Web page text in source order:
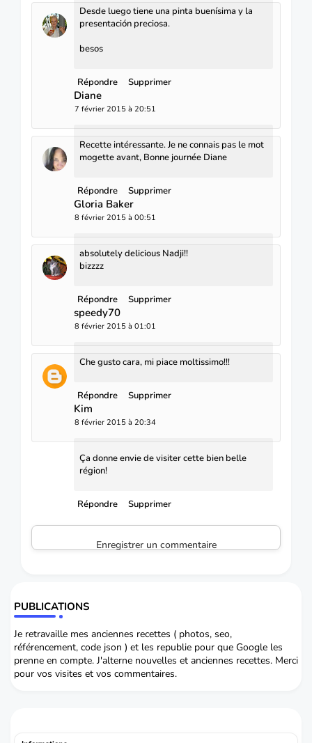
Desde luego tiene una pinta buenísima y la
presentación preciosa.
besos
Répondre Supprimer
Diane
7 février 2015 à 20:51
Recette intéressante. Je ne connais pas le mot
mogette avant, Bonne journée Diane
Répondre Supprimer
Gloria Baker
8 février 2015 à 00:51
absolutely delicious Nadji!!
bizzzz
Répondre Supprimer
speedy70
8 février 2015 à 01:01
Che gusto cara, mi piace moltissimo!!!
Répondre Supprimer
Kim
8 février 2015 à 20:34
Ça donne envie de visiter cette bien belle
région!
Répondre Supprimer
Enregistrer un commentaire
PUBLICATIONS
Je retravaille mes anciennes recettes ( photos, seo,
référencement, code json ) et les republie pour que Google les
prenne en compte. J'alterne nouvelles et anciennes recettes. Merci
pour vos visites et vos commentaires.